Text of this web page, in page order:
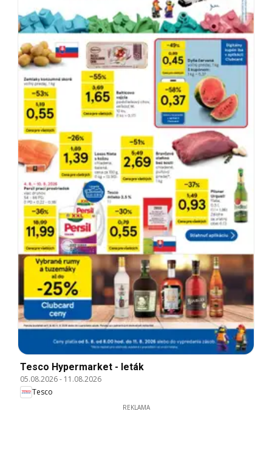
Tesco Hypermarket - leták
05.08.2026- 11.08.2026
Tesco
REKLAMA